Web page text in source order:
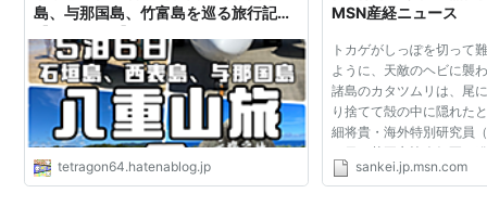
島、与那国島、竹富島を巡る旅行記〜
ょう
tetragon64.hatenablog.jp
MSN産経ニュース
トカゲがしっぽを切って
ように、天敵のヘビに襲
諸島のカタツムリは、尾
り捨てて殻の中に隠れた
細将貴・海外特別研究員
３日、英王立協会紀要
部を自ら切り捨てて身を
sankei.jp.msn.com